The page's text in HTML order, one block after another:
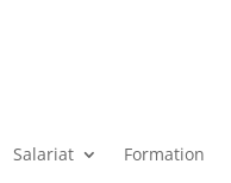
Salariat Formation